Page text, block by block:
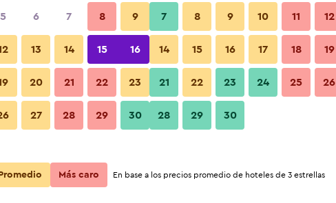
Ver precios
Ver precios
5 6 7 8 9
13 14 15 16
20 21 22 23
27 28 29 30
7 8 9 10 11 12
14 15 16 17 18 19
21 22 23 24 25 26
28 29 30
Promedio Más caro En base a los precios promedio de hoteles de 3 estrellas